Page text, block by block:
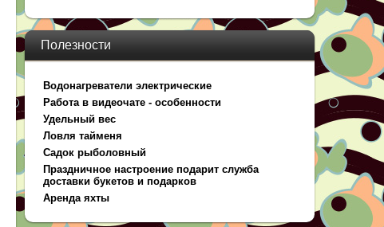
Полезности
Водонагреватели электрические
Работа в видеочате - особенности
Удельный вес
Ловля тайменя
Садок рыболовный
Праздничное настроение подарит служба
доставки букетов и подарков
Аренда яхты